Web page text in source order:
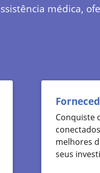
médica,
Conquiste
melhores
seus